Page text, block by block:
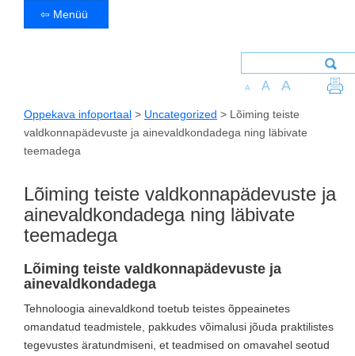
⇦ Menüü
A A A
Oppekava infoportaal > Uncategorized > Lõiming teiste
valdkonnapädevuste ja ainevaldkondadega ning läbivate
teemadega
Lõiming teiste valdkonnapädevuste ja
ainevaldkondadega ning läbivate
teemadega
Lõiming teiste valdkonnapädevuste ja
ainevaldkondadega
Tehnoloogia ainevaldkond toetub teistes õppeainetes
omandatud teadmistele, pakkudes võimalusi jõuda praktilistes
tegevustes äratundmiseni, et teadmised on omavahel seotud